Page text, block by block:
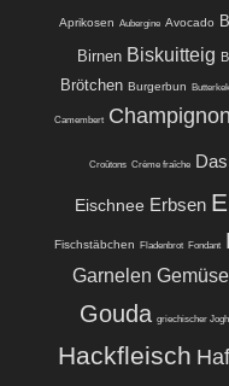
Aprikosen Aubergine Avocado
Birnen Biskuitteig
Brötchen Burgerbun
Camembert
Croûtons Crème fraîche
Eischnee Erbsen
Fischstäbchen Fladenbrot Fondant
Garnelen
Gouda griechischer
Hackfleisch